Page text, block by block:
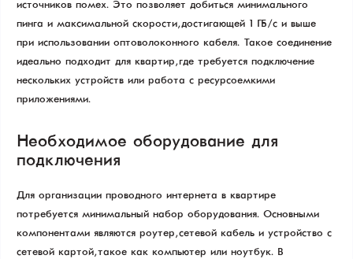
источников помех. Это позволяет добиться минимального
пинга и максимальной скорости, достигающей 1 ГБ/с и выше
при использовании оптоволоконного кабеля. Такое соединение
идеально подходит для квартир, где требуется подключение
нескольких устройств или работа с ресурсоемкими
приложениями.
Необходимое оборудование для
подключения
Для организации проводного интернета в квартире
потребуется минимальный набор оборудования. Основными
компонентами являются роутер, сетевой кабель и устройство с
сетевой картой, такое как компьютер или ноутбук. В